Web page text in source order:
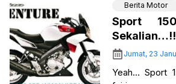
Berita Motor
Sport
Sekalian…!!
Jumat, 23
Yeah… Sport